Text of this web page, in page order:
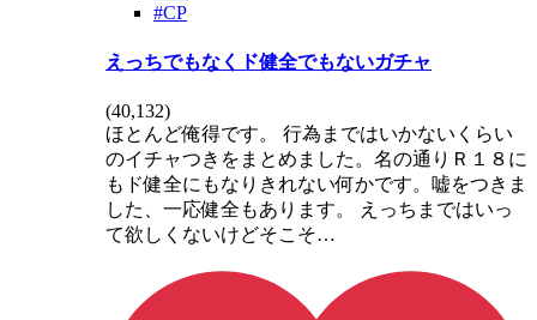
#CP
えっちでもなくド健全でもないガチャ
(40,132)
ほとんど俺得です。 行為まではいかないくらい
のイチャつきをまとめました。名の通りＲ１８に
もド健全にもなりきれない何かです。嘘をつきま
した、一応健全もあります。 えっちまではいっ
て欲しくないけどそこそ…